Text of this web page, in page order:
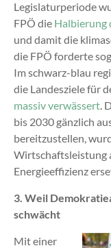
Legislaturperiode
FPÖ die Halbierung
und damit die
die FPÖ forderte
Im schwarz-blau
die Landesziele für
massiv verwässert.
bis 2030 gänzlich
bereitzustellen,
Wirtschaftsleistung
Energieeffizienz
3. Weil
schwächt
Mit einer